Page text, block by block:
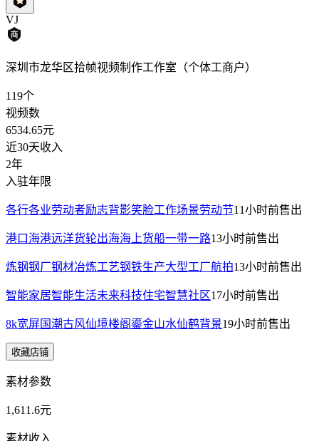
VJ
深圳市龙华区拾帧视频制作工作室（个体工商户）
119个
视频数
6534.65元
近30天收入
2年
入驻年限
各行各业劳动者励志背影笑脸工作场景劳动节11小时前售出
港口海港远洋货轮出海海上货船一带一路13小时前售出
炼钢钢厂钢材冶炼工艺钢铁生产大型工厂航拍13小时前售出
智能家居智能生活未来科技住宅智慧社区17小时前售出
8k宽屏国潮古风仙境楼阁鎏金山水仙鹤背景19小时前售出
收藏店铺
素材参数
1,611.6元
素材收入